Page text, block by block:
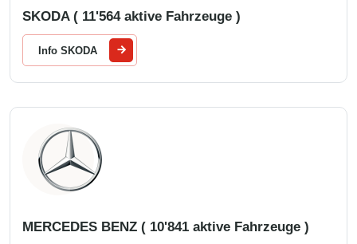
SKODA ( 11'564 aktive Fahrzeuge )
Info SKODA
MERCEDES BENZ ( 10'841 aktive Fahrzeuge )